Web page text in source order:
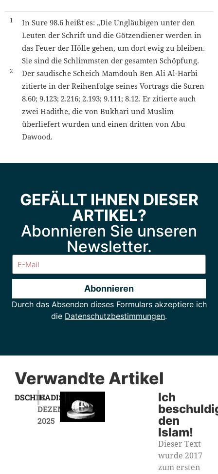
1
In Sure 98.6 heißt es: „Die Ungläubigen unter den
Leuten der Schrift und die Götzendiener werden in
das Feuer der Hölle gehen, um dort ewig zu bleiben.
Sie sind die Schlimmsten der gesamten Schöpfung.
2
Der saudische Scheich Mamdouh Ben Ali Al-Harbi
zitierte in der Reihenfolge seines Vortrags die Suren
8.60; 9.123; 2.216; 2.193; 9.111; 8.12. Er zitierte auch
zwei Hadithe, die von Bukhari und Muslim
überliefert wurden und einen dritten von Abu
Dawood.
GEFÄLLT IHNEN DIESER
ARTIKEL?
Abonnieren Sie unseren
Newsletter.
Abonnieren
Alternative:
Durch das Absenden dieses Formulars akzeptiere ich
die Datenschutzbestimmungen.
Verwandte Artikel
DSCHIHADISMUS
|
18
DEZEMBER
2025
Ich
den
Islam!
Dieser Text
wurde 2017
zum ersten